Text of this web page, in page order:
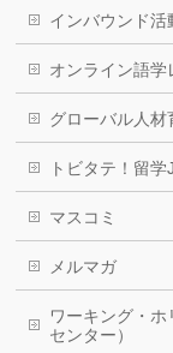
インバウンド活
オンライン語学
グローバル人材
トビタテ！留学
マスコミ
メルマガ
ワーキング・
センター）